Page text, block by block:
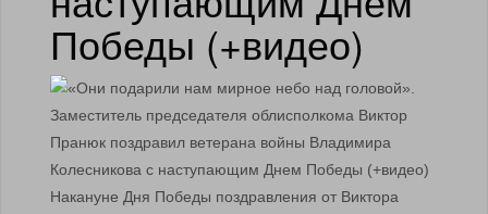
Победы (+видео)
Накануне Дня Победы поздравления от Виктора